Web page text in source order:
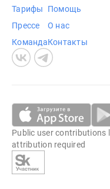
Тарифы
Прессе
Команда
Помощь
О нас
Контакты
Public user contributions
attribution required